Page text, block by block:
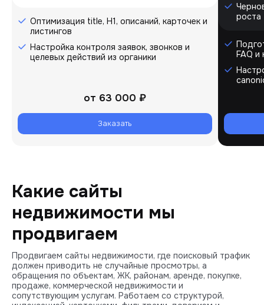
Оптимизация title, H1, описаний, карточек и
листингов
Настройка контроля заявок, звонков и
целевых действий из органики
от 63 000 ₽
Заказать
роста
FAQ и
Какие сайты
недвижимости мы
продвигаем
Продвигаем сайты недвижимости, где поисковый трафик
должен приводить не случайные просмотры, а
обращения по объектам, ЖК, районам, аренде, покупке,
продаже, коммерческой недвижимости и
сопутствующим услугам. Работаем со структурой,